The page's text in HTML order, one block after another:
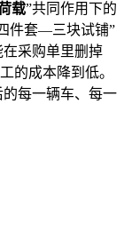
载”共同作用下的
件套—三块试铺”
在采购单里删掉
的成本降到低。
每一辆车、每一